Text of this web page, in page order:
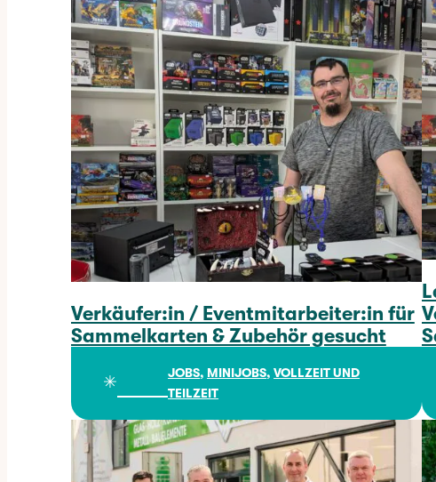
Verkäufer:in / Eventmitarbeiter:in für
Sammelkarten & Zubehör gesucht
Verkäufer:in / Eventmitarbeiter:in für Sammelkarten & Zubehör gesucht
✳︎
JOBS, MINIJOBS, VOLLZEIT UND
TEILZEIT